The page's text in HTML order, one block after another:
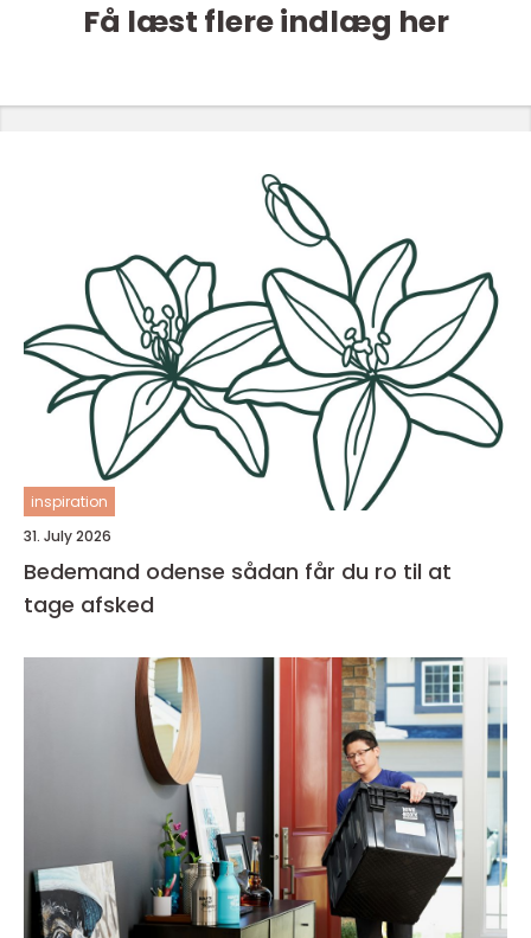
Få læst flere indlæg her
inspiration
31. July 2026
Bedemand odense sådan får du ro til at
tage afsked